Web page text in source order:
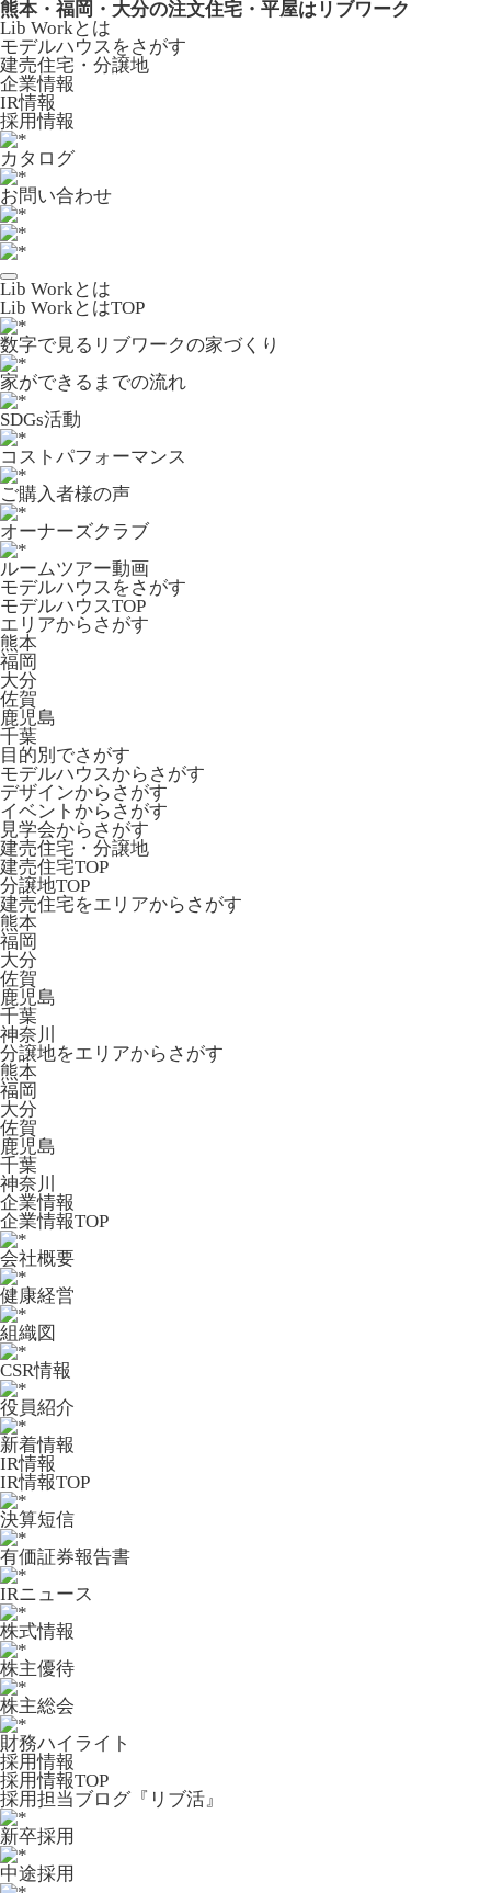
熊本・福岡・大分の注文住宅・平屋はリブワーク
Lib Workとは
モデルハウスをさがす
建売住宅・分譲地
企業情報
IR情報
採用情報
カタログ
お問い合わせ
Lib Workとは
Lib WorkとはTOP
数字で⾒るリブワークの家づくり
家ができるまでの流れ
SDGs活動
コストパフォーマンス
ご購入者様の声
オーナーズクラブ
ルームツアー動画
モデルハウスをさがす
モデルハウスTOP
エリアからさがす
熊本
福岡
大分
佐賀
鹿児島
千葉
目的別でさがす
モデルハウスからさがす
デザインからさがす
イベントからさがす
見学会からさがす
建売住宅・分譲地
建売住宅TOP
分譲地TOP
建売住宅をエリアからさがす
熊本
福岡
大分
佐賀
鹿児島
千葉
神奈川
分譲地をエリアからさがす
熊本
福岡
大分
佐賀
鹿児島
千葉
神奈川
企業情報
企業情報TOP
会社概要
健康経営
組織図
CSR情報
役員紹介
新着情報
IR情報
IR情報TOP
決算短信
有価証券報告書
IRニュース
株式情報
株主優待
株主総会
財務ハイライト
採用情報
採用情報TOP
採用担当ブログ『リブ活』
新卒採用
中途採用